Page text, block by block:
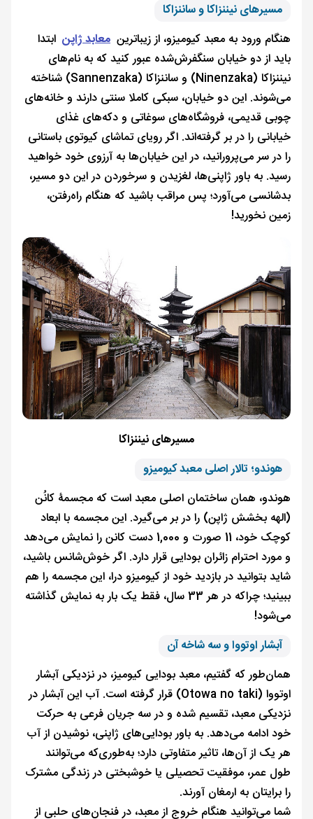
مسیرهای نیننزاکا و ساننزاکا
هنگام ورود به معبد کیومیزو، از زیباترین معابد ژاپن ابتدا
باید از دو خیابان سنگفرش‌شده عبور کنید که به نام‌های
نیننزاکا (Ninenzaka) و ساننزاکا (Sannenzaka) شناخته
می‌شوند. این دو خیابان، سبکی کاملا سنتی دارند و خانه‌های
چوبی قدیمی، فروشگاه‌های سوغاتی و دکه‌های غذای
خیابانی را در بر گرفته‌اند. اگر رویای تماشای کیوتوی باستانی
را در سر می‌پرورانید، در این خیابان‌ها به آرزوی خود خواهید
رسید. به باور ژاپنی‌ها، لغزیدن و سرخوردن در این دو مسیر،
بدشانسی می‌آورد؛ پس مراقب باشید که هنگام راه‌رفتن،
زمین نخورید!
مسیرهای نیننزاکا
هوندو؛ تالار اصلی معبد کیومیزو
هوندو، همان ساختمان اصلی معبد است که مجسمۀ کانُن
(الهه بخشش ژاپن) را در بر می‌گیرد. این مجسمه با ابعاد
کوچک خود، 11 صورت و 1,000 دست کانن را نمایش می‌دهد
و مورد احترام زائران بودایی قرار دارد. اگر خوش‌شانس باشید،
شاید بتوانید در بازدید خود از کیومیزو درا، این مجسمه را هم
ببینید؛ چراکه در هر 33 سال، فقط یک بار به نمایش گذاشته
می‌شود!
آبشار اوتووا و سه شاخه آن
همان‌طور که گفتیم، معبد بودایی کیومیز، در نزدیکی آبشار
اوتووا (Otowa no taki) قرار گرفته است. آب این آبشار در
نزدیکی معبد، تقسیم شده و در سه جریان فرعی به حرکت
خود ادامه می‌دهد. به باور بودایی‌های ژاپنی، نوشیدن از آب
هر یک از آن‌ها، تاثیر متفاوتی دارد؛ به‌طوری‌که می‌توانند
طول عمر، موفقیت تحصیلی یا خوشبختی در زندگی مشترک
را برایتان به ارمغان آورند.
شما می‌توانید هنگام خروج از معبد، در فنجان‌های حلبی از